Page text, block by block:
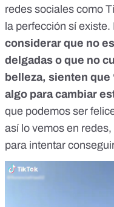
redes sociales como
la perfección sí existe.
considerar que no
delgadas o que no
belleza, sienten que
algo para cambiar
que podemos ser
así lo vemos en
para intentar